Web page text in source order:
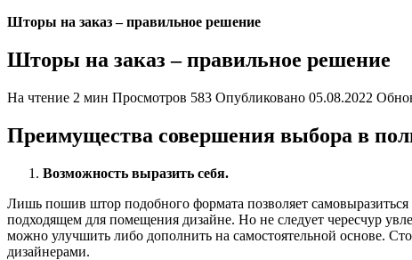
Шторы на заказ – правильное решение
Шторы на заказ – правильное решение
На чтение 2 мин Просмотров 583 Опубликовано 05.08.2022
Преимущества совершения выбора в
Возможность выразить себя.
Лишь пошив штор подобного формата позволяет
подходящем для помещения дизайне. Но не следует чересчур
можно улучшить либо дополнить на самостоятельной основе.
дизайнерами.